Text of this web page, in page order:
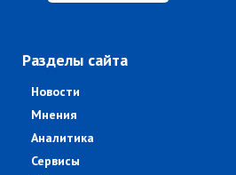
Разделы сайта
Новости
Мнения
Аналитика
Сервисы